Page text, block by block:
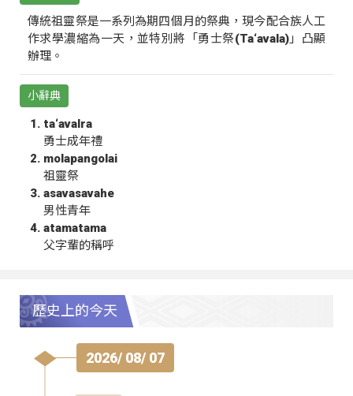
傳統祖靈祭是一系列為期四個月的祭典，現今配合族人工
作求學濃縮為一天，並特別將「勇士祭(Ta‘avala)」凸顯
辦理。
小辭典
ta‘avalra
勇士成年禮
molapangolai
祖靈祭
asavasavahe
男性青年
atamatama
父字輩的稱呼
歷史上的今天
2026/ 08/ 07